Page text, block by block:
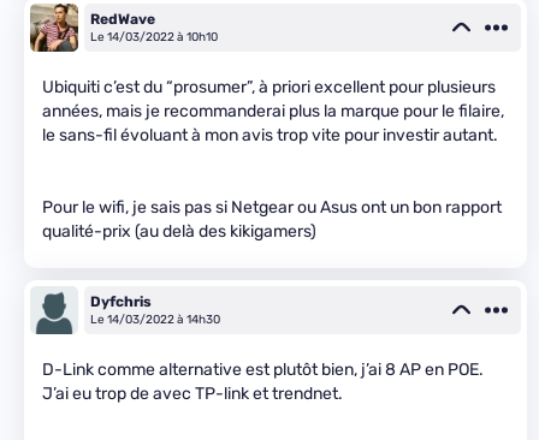
RedWave
Le 14/03/2022 à 10h10
Ubiquiti c’est du “prosumer”, à priori excellent pour plusieurs
années, mais je recommanderai plus la marque pour le filaire,
le sans-fil évoluant à mon avis trop vite pour investir autant.
Pour le wifi, je sais pas si Netgear ou Asus ont un bon rapport
qualité-prix (au delà des kikigamers)
Dyfchris
Le 14/03/2022 à 14h30
D-Link comme alternative est plutôt bien, j’ai 8 AP en POE.
J’ai eu trop deavec TP-link et trendnet.